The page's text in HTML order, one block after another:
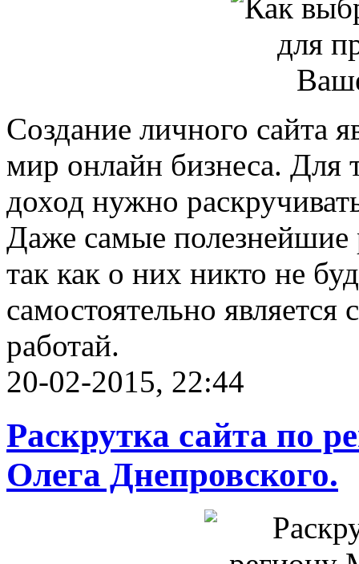
Создание личного сайта
мир онлайн бизнеса. Для
доход нужно
Даже самые
так как о них никто не
самостоятельно
работай.
20-02-2015, 22:44
Раскрутка сайта по
Олега Днепровского.